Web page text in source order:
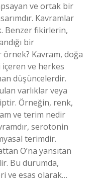
ve ortak bir
Kavramlar
Benzer fikirlerin,
bir
örnek? Kavram, doğa
ve herkes
düşüncelerdir.
varlıklar veya
Örneğin, renk,
ve terim nedir
serotonin
terimdir.
O’na yansıtan
Bu durumda,
ve esas olarak…